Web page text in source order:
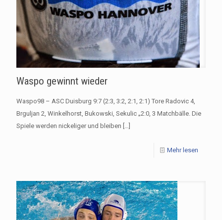
Waspo gewinnt wieder
Waspo98 – ASC Duisburg 9:7 (2:3, 3:2, 2:1, 2:1) Tore Radovic 4,
Brguljan 2, Winkelhorst, Bukowski, Sekulic „2:0, 3 Matchbälle. Die
Spiele werden nickeliger und bleiben […]
Mehr lesen